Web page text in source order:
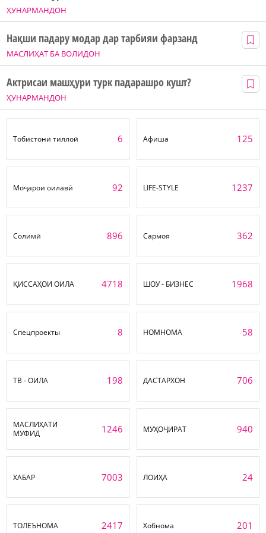
ҲУНАРМАНДОН
МАСЛИҲАТ БА ВОЛИДОН
Нақши падару модар дар тарбияи фарзанд
ҲУНАРМАНДОН
Актрисаи машҳури турк падарашро кушт?
Тобистони тиллоӣ 6 Афиша 125
Моҷарои оилавӣ 92 LIFE-STYLE 1237
Солимӣ 896 Сармоя 362
ҚИССАҲОИ ОИЛА 4718 ШОУ - БИЗНЕС 1968
Спецпроекты 8 НОМНОМА 58
ТВ - ОИЛА 198 ДАСТАРХОН 706
МАСЛИҲАТИ
МУФИД
1246 МУҲОҶИРАТ 940
ХАБАР 7003 ЛОИҲА 24
ТОЛЕЪНОМА 2417 Хобнома 201